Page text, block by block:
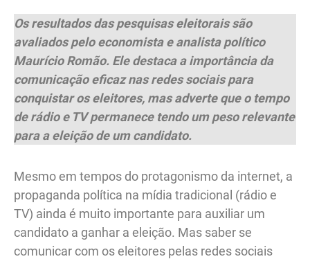
Os resultados das pesquisas eleitorais são
avaliados pelo economista e analista político
Maurício Romão. Ele destaca a importância da
comunicação eficaz nas redes sociais para
conquistar os eleitores, mas adverte que o tempo
de rádio e TV permanece tendo um peso relevante
para a eleição de um candidato.
Mesmo em tempos do protagonismo da internet, a
propaganda política na mídia tradicional (rádio e
TV) ainda é muito importante para auxiliar um
candidato a ganhar a eleição. Mas saber se
comunicar com os eleitores pelas redes sociais